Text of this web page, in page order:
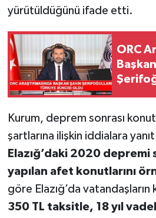
yürütüldüğünü ifade etti.
ORC
Kurum, deprem sonrası
şartlarına ilişkin iddialara
Elazığ’daki 2020 depremi
yapılan afet konutlarını
göre Elazığ’da vatandaşların
350 TL taksitle, 18 yıl